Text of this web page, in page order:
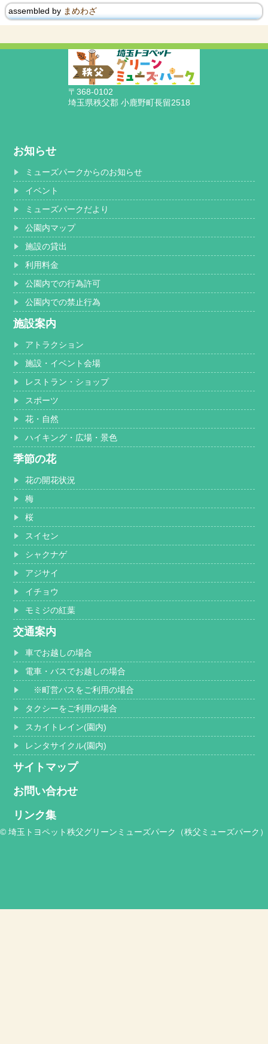
assembled by まめわざ
〒368-0102
埼玉県秩父郡 小鹿野町長留2518
お知らせ
ミューズパークからのお知らせ
イベント
ミューズパークだより
公園内マップ
施設の貸出
利用料金
公園内での行為許可
公園内での禁止行為
施設案内
アトラクション
施設・イベント会場
レストラン・ショップ
スポーツ
花・自然
ハイキング・広場・景色
季節の花
花の開花状況
梅
桜
スイセン
シャクナゲ
アジサイ
イチョウ
モミジの紅葉
交通案内
車でお越しの場合
電車・バスでお越しの場合
※町営バスをご利用の場合
タクシーをご利用の場合
スカイトレイン(園内)
レンタサイクル(園内)
サイトマップ
お問い合わせ
リンク集
© 埼玉トヨペット秩父グリーンミューズパーク（秩父ミューズパーク）